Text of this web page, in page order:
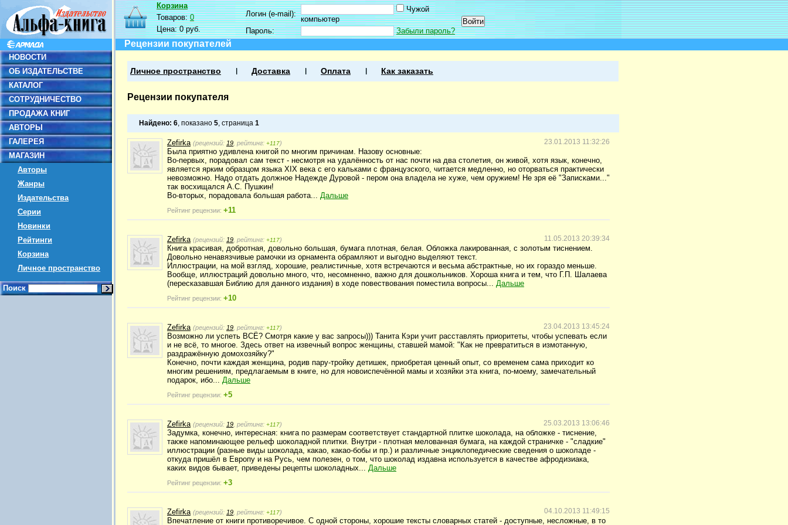
НОВОСТИ
ОБ ИЗДАТЕЛЬСТВЕ
КАТАЛОГ
СОТРУДНИЧЕСТВО
ПРОДАЖА КНИГ
АВТОРЫ
ГАЛЕРЕЯ
МАГАЗИН
Авторы
Жанры
Издательства
Серии
Новинки
Рейтинги
Корзина
Личное пространство
Поиск
Корзина
Товаров:0
Цена:0 руб.
Логин (e-mail):
Чужой
компьютер
Пароль:
Забыли пароль?
Рецензии покупателей
Личное пространство Доставка Оплата Как заказать
Рецензии покупателя
Найдено: 6, показано 5, страница 1
23.01.2013 11:32:26
Zefirka (рецензий: 19 , рейтинг: +117)
Была приятно удивлена книгой по многим причинам. Назову основные:
Во-первых, порадовал сам текст - несмотря на удалённость от нас почти на два столетия, он живой, хотя язык, конечно,
является ярким образцом языка XIX века с его кальками с французского, читается медленно, но оторваться практически
невозможно. Надо отдать должное Надежде Дуровой - пером она владела не хуже, чем оружием! Не зря её "Записками..."
так восхищался А.С. Пушкин!
Во-вторых, порадовала большая работа... Дальше
Рейтинг рецензии: +11
11.05.2013 20:39:34
Zefirka (рецензий: 19 , рейтинг: +117)
Книга красивая, добротная, довольно большая, бумага плотная, белая. Обложка лакированная, с золотым тиснением.
Довольно ненавязчивые рамочки из орнамента обрамляют и выгодно выделяют текст.
Иллюстрации, на мой взгляд, хорошие, реалистичные, хотя встречаются и весьма абстрактные, но их гораздо меньше.
Вообще, иллюстраций довольно много, что, несомненно, важно для дошкольников. Хороша книга и тем, что Г.П. Шалаева
(пересказавшая Библию для данного издания) в ходе повествования поместила вопросы... Дальше
Рейтинг рецензии: +10
23.04.2013 13:45:24
Zefirka (рецензий: 19 , рейтинг: +117)
Возможно ли успеть ВСЁ? Смотря какие у вас запросы))) Танита Кэри учит расставлять приоритеты, чтобы успевать если
и не всё, то многое. Здесь ответ на извечный вопрос женщины, ставшей мамой: "Как не превратиться в измотанную,
раздражённую домохозяйку?"
Конечно, почти каждая женщина, родив пару-тройку детишек, приобретая ценный опыт, со временем сама приходит ко
многим решениям, предлагаемым в книге, но для новоиспечённой мамы и хозяйки эта книга, по-моему, замечательный
подарок, ибо... Дальше
Рейтинг рецензии: +5
25.03.2013 13:06:46
Zefirka (рецензий: 19 , рейтинг: +117)
Задумка, конечно, интересная: книга по размерам соответствует стандартной плитке шоколада, на обложке - тиснение,
также напоминающее рельеф шоколадной плитки. Внутри - плотная мелованная бумага, на каждой страничке - "сладкие"
иллюстрации (разные виды шоколада, какао, какао-бобы и пр.) и различные энциклопедические сведения о шоколаде -
откуда пришёл в Европу и на Русь, чем полезен, о том, что шоколад издавна используется в качестве афродизиака,
каких видов бывает, приведены рецепты шоколадных... Дальше
Рейтинг рецензии: +3
04.10.2013 11:49:15
Zefirka (рецензий: 19 , рейтинг: +117)
Впечатление от книги противоречивое. С одной стороны, хорошие тексты словарных статей - доступные, несложные, в то